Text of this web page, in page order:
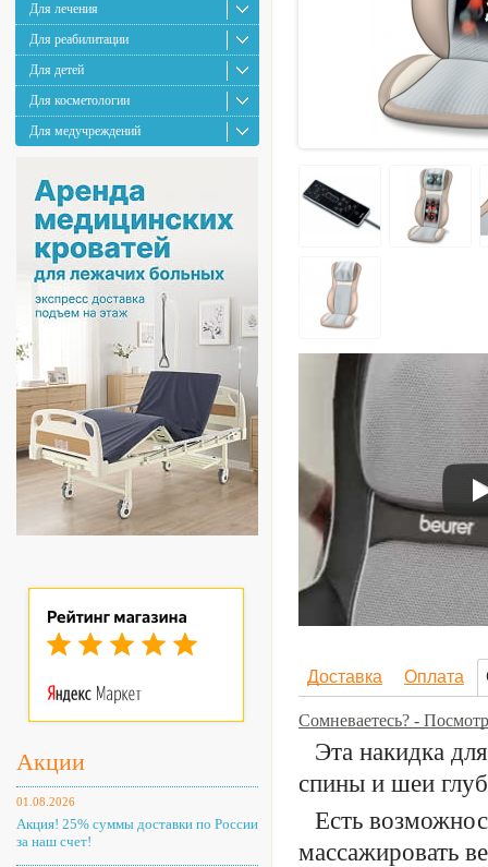
Для лечения
Для реабилитации
Для детей
Для косметологии
Для медучреждений
Акции
01.08.2026
Акция! 25% суммы доставки по России
за наш счет!
Доставка Оплата
Сомневаетесь? -
Эта накидка
спины и шеи
Есть
массажировать